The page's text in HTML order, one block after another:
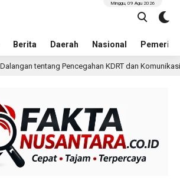
Berita Daerah Nasional
Minggu, 09 Agu 2026
dan Komunikasi Keluarga 1 hari lalu